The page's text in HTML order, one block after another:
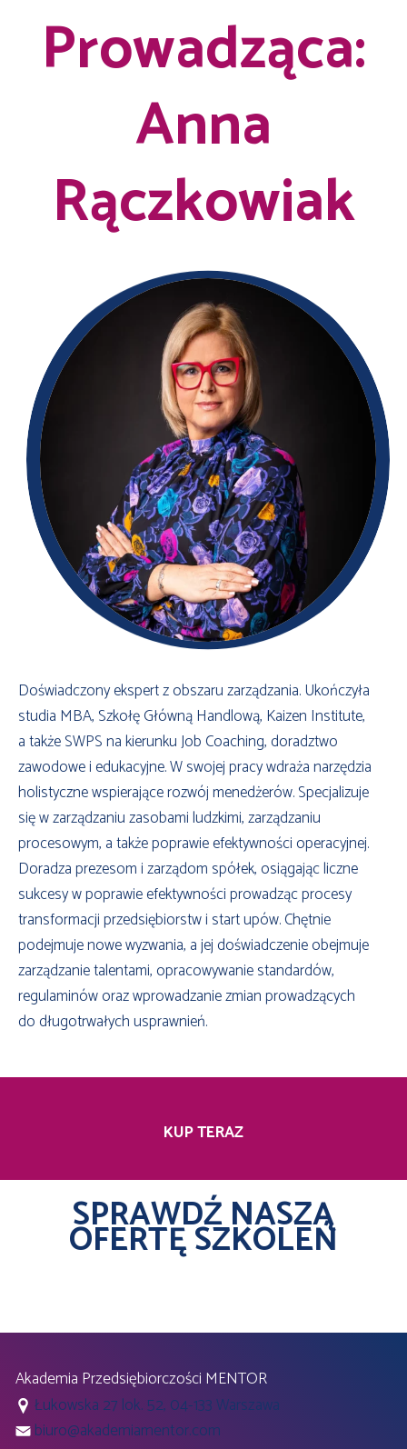
Prowadząca:
Anna
Rączkowiak
Doświadczony ekspert z obszaru zarządzania. Ukończyła
studia MBA, Szkołę Główną Handlową, Kaizen Institute,
a także SWPS na kierunku Job Coaching, doradztwo
zawodowe i edukacyjne. W swojej pracy wdraża narzędzia
holistyczne wspierające rozwój menedżerów. Specjalizuje
się w zarządzaniu zasobami ludzkimi, zarządzaniu
procesowym, a także poprawie efektywności operacyjnej.
Doradza prezesom i zarządom spółek, osiągając liczne
sukcesy w poprawie efektywności prowadząc procesy
transformacji przedsiębiorstw i start upów. Chętnie
podejmuje nowe wyzwania, a jej doświadczenie obejmuje
zarządzanie talentami, opracowywanie standardów,
regulaminów oraz wprowadzanie zmian prowadzących
do długotrwałych usprawnień.
KUP TERAZ
SPRAWDŹ NASZĄ
OFERTĘ SZKOLEŃ
Akademia Przedsiębiorczości MENTOR
Łukowska 27 lok. 52, 04-133 Warszawa
biuro@akademiamentor.com